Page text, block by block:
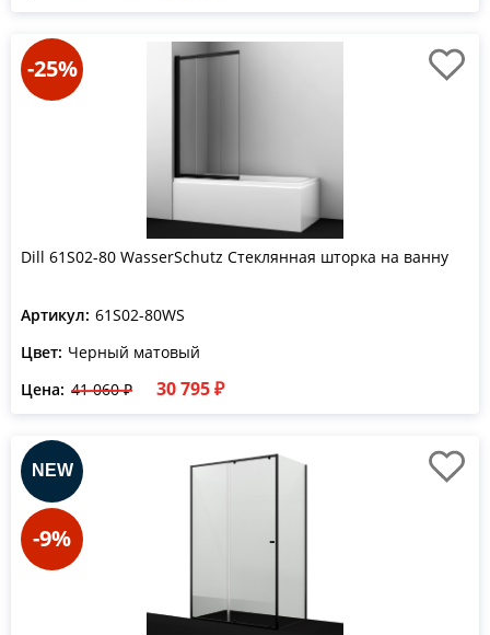
-25%
Dill 61S02-80 WasserSchutz Стеклянная шторка на ванну
Артикул: 61S02-80WS
Цвет: Черный матовый
Цена: 41 060 ₽ 30 795 ₽
-9%